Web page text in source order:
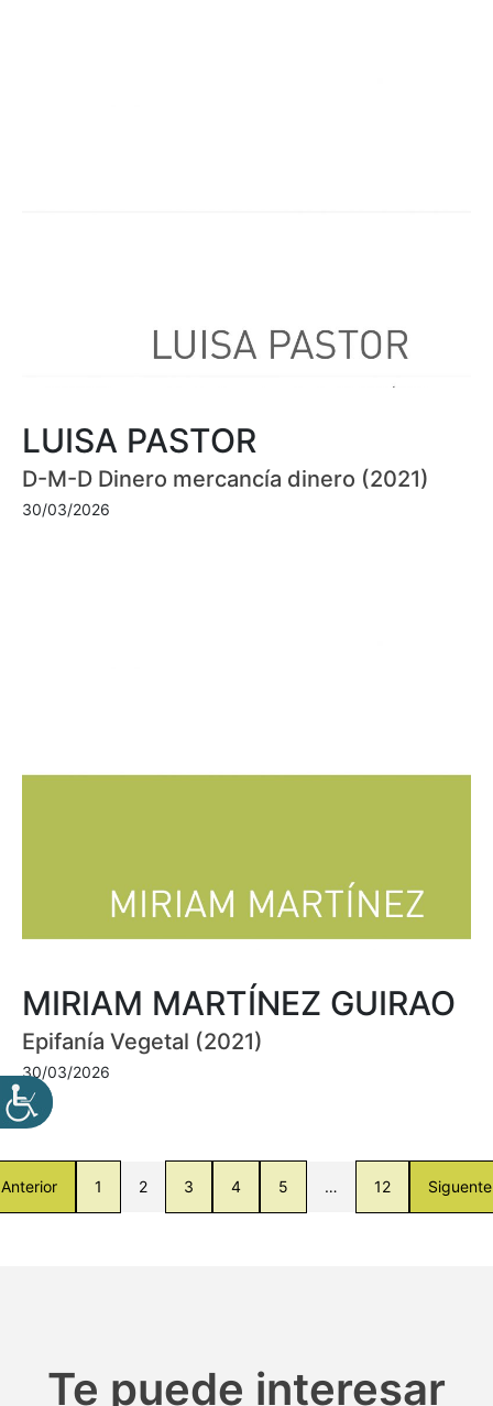
LUISA PASTOR
D-M-D Dinero mercancía dinero (2021)
30/03/2026
MIRIAM MARTÍNEZ GUIRAO
Epifanía Vegetal (2021)
30/03/2026
Anterior 1 2 3 4 5 … 12 Siguente
Te puede interesar